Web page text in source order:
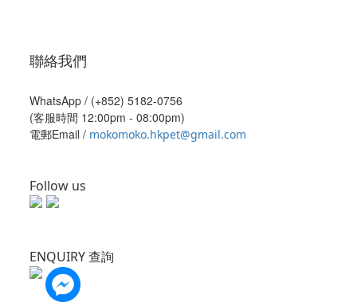
聯絡我們
WhatsApp / (+852) 5182-0756
(客服時間 12:00pm - 08:00pm)
電郵Email / mokomoko.hkpet@gmail.com
Follow us
ENQUIRY 查詢